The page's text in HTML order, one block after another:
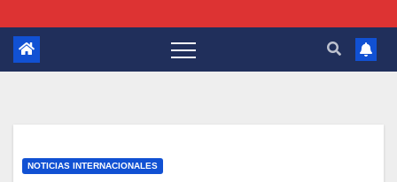
NOTICIAS INTERNACIONALES